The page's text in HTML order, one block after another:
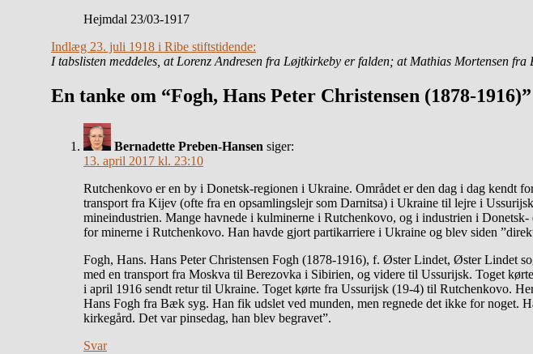
Hejmdal 23/03-1917
Indlæg 23. juli 1918 i Ribe stiftstidende:
I tabslisten meddeles, at Lorenz Andresen fra Løjtkirkeby er falden; at Mathias Mortensen
En tanke om “Fogh, Hans Peter Christensen (1878-1916)”
Bernadette Preben-Hansen siger:
13. april 2017 kl. 23:10
Rutchenkovo er en by i Donetsk-regionen i Ukraine. Området er den dag i dag kendt
transport fra Kijev (ofte fra en opsamlingslejr som Darnitsa) i Ukraine til lejre i
mineindustrien. Mange havnede i kulminerne i Rutchenkovo, og i industrien i
for minerne i Rutchenkovo. Han havde gjort partikarriere i Ukraine og blev siden
Fogh, Hans. Hans Peter Christensen Fogh (1878-1916), f. Øster Lindet, Øster Lindet
med en transport fra Moskva til Berezovka i Sibirien, og videre til Ussurijsk. Toget
i april 1916 sendt retur til Ukraine. Toget kørte fra Ussurijsk (19-4) til Rutchenkovo.
Hans Fogh fra Bæk syg. Han fik udslet ved munden, men regnede det ikke for noget.
kirkegård. Det var pinsedag, han blev begravet”.
Svar